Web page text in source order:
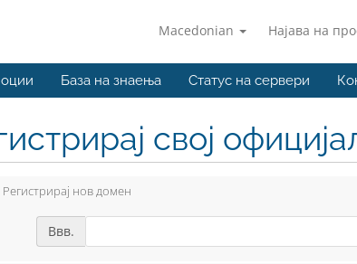
Macedonian Најава на
База на знаења Статус на сервери
свој
Регистрирај нов домен
Ввв.